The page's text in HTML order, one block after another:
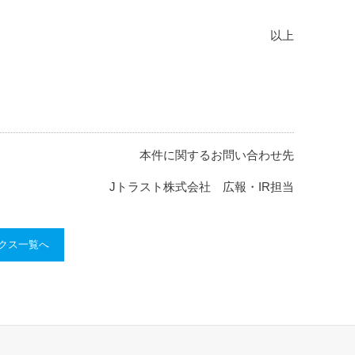
以上
本件に関するお問い合わせ先
Jトラスト株式会社 広報・IR担当
ス一覧へ